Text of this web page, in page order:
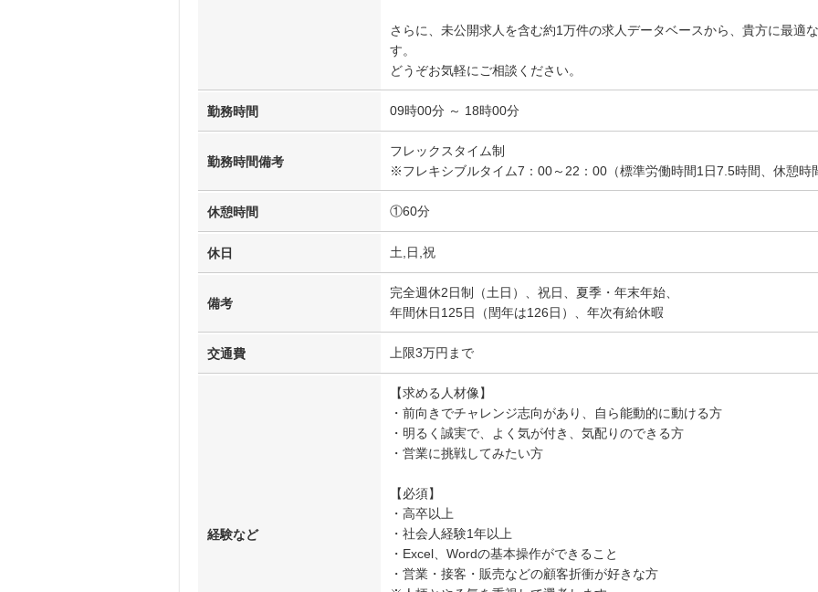
さらに、未公開求人を含む約1万件の求人データベースから、貴方に最適
す。
どうぞお気軽にご相談ください。
勤務時間 09時00分 ～ 18時00分
勤務時間備考
フレックスタイム制
※フレキシブルタイム7：00～22：00（標準労働時間1日7.5時間、休憩時
休憩時間 ①60分
休日 土,日,祝
備考
完全週休2日制（土日）、祝日、夏季・年末年始、
年間休日125日（閏年は126日）、年次有給休暇
交通費 上限3万円まで
経験など
【求める人材像】
・前向きでチャレンジ志向があり、自ら能動的に動ける方
・明るく誠実で、よく気が付き、気配りのできる方
・営業に挑戦してみたい方
【必須】
・高卒以上
・社会人経験1年以上
・Excel、Wordの基本操作ができること
・営業・接客・販売などの顧客折衝が好きな方